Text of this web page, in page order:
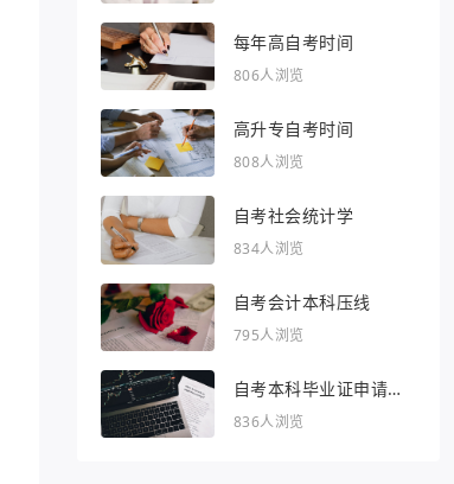
每年高自考时间
806人浏览
高升专自考时间
808人浏览
自考社会统计学
834人浏览
自考会计本科压线
795人浏览
自考本科毕业证申请条
件
836人浏览